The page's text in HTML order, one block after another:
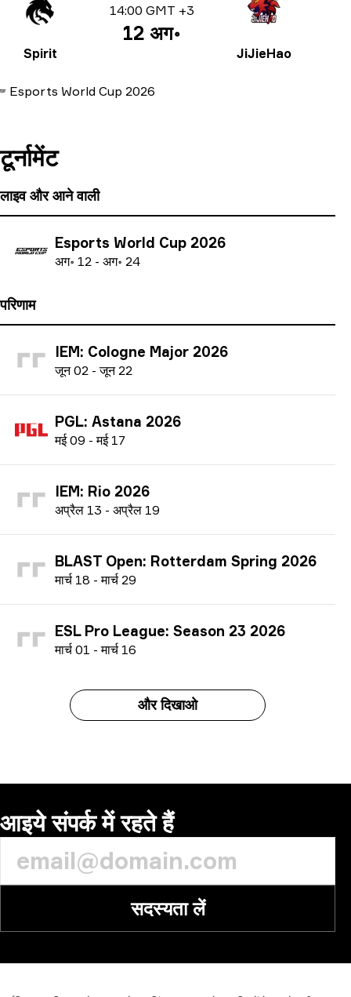
Spirit
14:00 GMT +3
12 अग॰
JiJieHao
Esports World Cup 2026
टूर्नामेंट
लाइव और आने वाली
Esports World Cup 2026
अग॰ 12 - अग॰ 24
परिणाम
IEM: Cologne Major 2026
जून 02 -जून 22
PGL: Astana 2026
मई 09 -मई 17
IEM: Rio 2026
अप्रैल 13 - अप्रैल 19
BLAST Open: Rotterdam Spring 2026
मार्च 18 -मार्च 29
ESL Pro League: Season 23 2026
मार्च 01 -मार्च 16
और दिखाओ
आइये संपर्क में रहते हैं
सदस्यता लें